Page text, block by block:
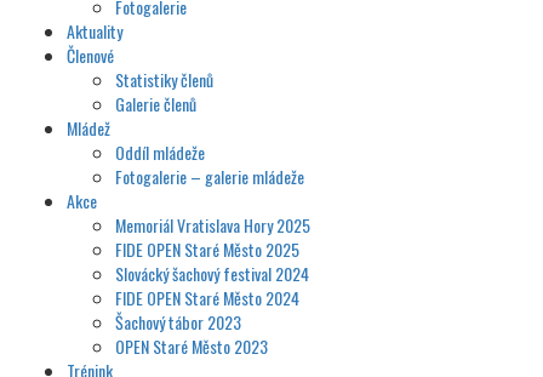
Fotogalerie
Aktuality
Členové
Statistiky členů
Galerie členů
Mládež
Oddíl mládeže
Fotogalerie – galerie mládeže
Akce
Memoriál Vratislava Hory 2025
FIDE OPEN Staré Město 2025
Slovácký šachový festival 2024
FIDE OPEN Staré Město 2024
Šachový tábor 2023
OPEN Staré Město 2023
Trénink